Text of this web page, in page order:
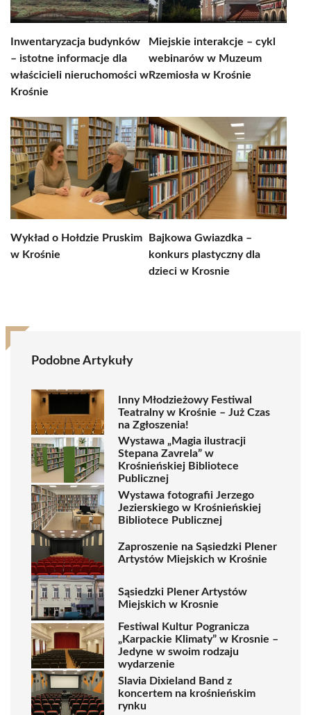
Inwentaryzacja budynków
– istotne informacje dla
właścicieli nieruchomości w
Krośnie
Miejskie interakcje – cykl
webinarów w Muzeum
Rzemiosła w Krośnie
Wykład o Hołdzie Pruskim
w Krośnie
Bajkowa Gwiazdka –
konkurs plastyczny dla
dzieci w Krosnie
Podobne Artykuły
Inny Młodzieżowy Festiwal
Teatralny w Krośnie – Już Czas
na Zgłoszenia!
Wystawa „Magia ilustracji
Stepana Zavrela” w
Krośnieńskiej Bibliotece
Publicznej
Wystawa fotografii Jerzego
Jezierskiego w Krośnieńskiej
Bibliotece Publicznej
Zaproszenie na Sąsiedzki Plener
Artystów Miejskich w Krośnie
Sąsiedzki Plener Artystów
Miejskich w Krosnie
Festiwal Kultur Pogranicza
„Karpackie Klimaty” w Krosnie –
Jedyne w swoim rodzaju
wydarzenie
Slavia Dixieland Band z
koncertem na krośnieńskim
rynku